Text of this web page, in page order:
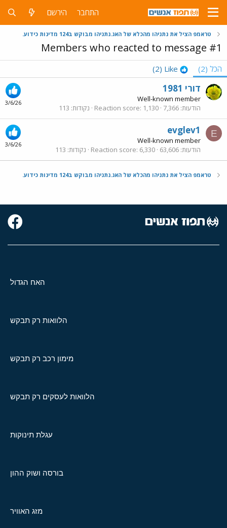
התחבר הירשם
טראמפ הציל את נתניהו מהכלא של האג.נתניהו מבוקש ב124 מדינות כידוע.
Members who reacted to message #1
הכל (2)
Like
(2)
3/6/26
דורי 1981
Well-known member
הודעות 7,366
Reaction score 1,130 נקודות 113
E
3/6/26
evglev1
Well-known member
הודעות 63,606
Reaction score 6,330 נקודות 113
טראמפ הציל את נתניהו מהכלא של האג.נתניהו מבוקש ב124 מדינות כידוע.
האח הגדול
הלוואות רק תבקש
מימון רכב רק תבקש
הלוואות לעסקים רק תבקש
עגלת תינוקות
בורסה ושוק ההון
מזג האוויר